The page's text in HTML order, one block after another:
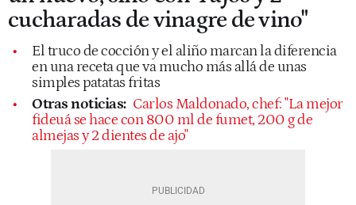
cucharadas de vinagre de vino"
El truco de cocción y el aliño marcan la diferencia
en una receta que va mucho más allá de unas
simples patatas fritas
Otras noticias: Carlos Maldonado, chef: "La mejor
fideuá se hace con 800 ml de fumet, 200 g de
almejas y 2 dientes de ajo"